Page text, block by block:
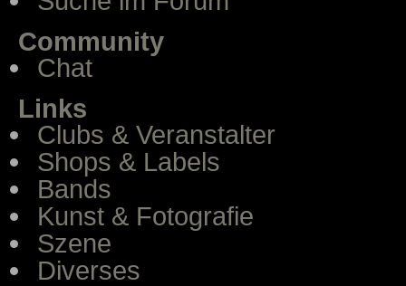
Community
Chat
Links
Clubs & Veranstalter
Shops & Labels
Bands
Kunst & Fotografie
Szene
Diverses